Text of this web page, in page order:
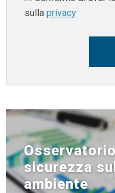
sulla privacy
Osservatorio
sicurezza
ambiente